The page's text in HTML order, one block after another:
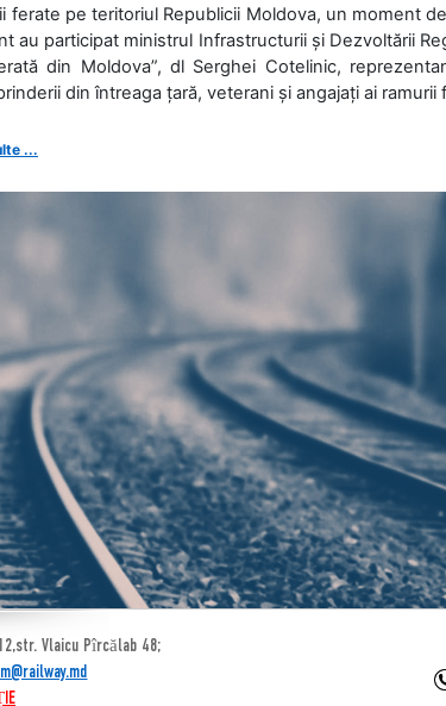
ferate pe teritoriul Republicii Moldova, un moment
au participat ministrul Infrastructurii și Dezvoltării
din Moldova”, dl Serghei Cotelinic,
din întreaga țară, veterani și angajați ai ramurii
...
Vlaicu Pîrcălab 48;